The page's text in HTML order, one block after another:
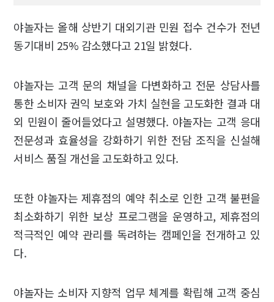
야놀자는 올해 상반기 대외기관 민원 접수 건수가 전년
동기대비 25% 감소했다고 21일 밝혔다.
야놀자는 고객 문의 채널을 다변화하고 전문 상담사를
통한 소비자 권익 보호와 가치 실현을 고도화한 결과 대
외 민원이 줄어들었다고 설명했다. 야놀자는 고객 응대
전문성과 효율성을 강화하기 위한 전담 조직을 신설해
서비스 품질 개선을 고도화하고 있다.
또한 야놀자는 제휴점의 예약 취소로 인한 고객 불편을
최소화하기 위한 보상 프로그램을 운영하고, 제휴점의
적극적인 예약 관리를 독려하는 캠페인을 전개하고 있
다.
야놀자는 소비자 지향적 업무 체계를 확립해 고객 중심